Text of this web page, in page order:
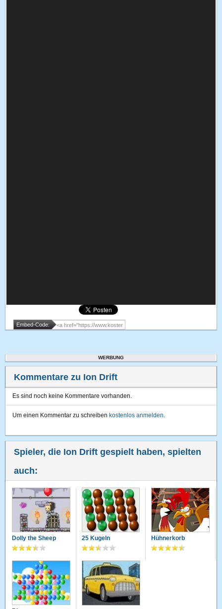
Embed-Code:
WERBUNG
Kommentare zu Ion Drift
Es sind noch keine Kommentare vorhanden.
Um einen Kommentar zu schreiben kostenlos anmelden.
Spieler, die Ion Drift gespielt haben, spielten
auch:
Dolly the Sheep 25 Kugeln Hühnerkorb